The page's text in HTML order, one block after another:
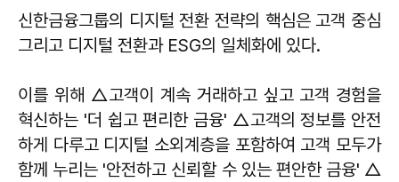
신한금융그룹의 디지털 전환 전략의 핵심은 고객 중심
그리고 디지털 전환과 ESG의 일체화에 있다.
이를 위해 △고객이 계속 거래하고 싶고 고객 경험을
혁신하는 '더 쉽고 편리한 금융' △고객의 정보를 안전
하게 다루고 디지털 소외계층을 포함하여 고객 모두가
함께 누리는 '안전하고 신뢰할 수 있는 편안한 금융' △